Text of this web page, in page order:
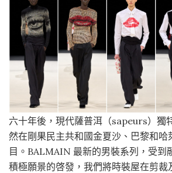
六十年後，現代薩普洱（sapeurs）獨
然在剛果民主共和國金夏沙、巴黎和哈
目。BALMAIN 最新的男裝系列，受到
積極願景的啓發，我們將時裝屋在剪裁